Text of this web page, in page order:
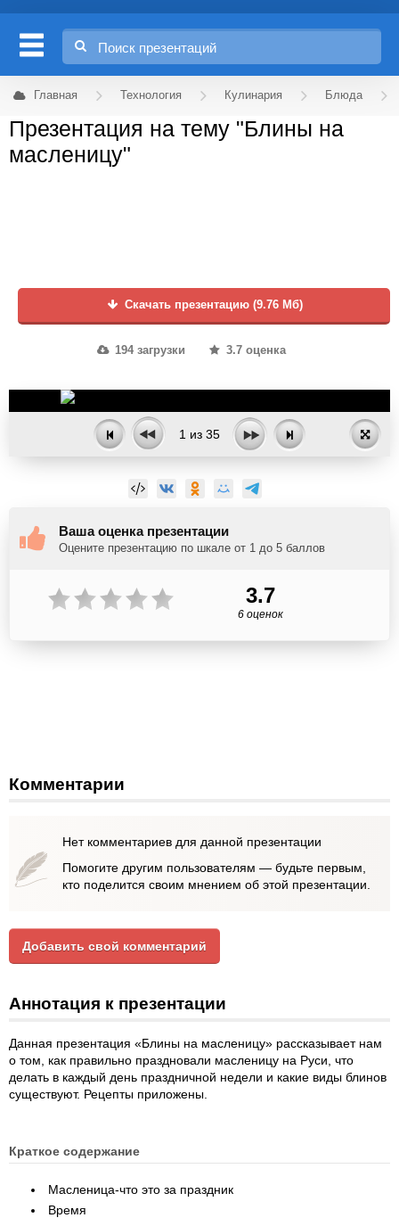
Главная Технология Кулинария Блюда
Презентация на тему "Блины на
масленицу"
Скачать презентацию (9.76 Мб)
194 загрузки 3.7 оценка
1 из 35
Ваша оценка презентации
Оцените презентацию по шкале от 1 до 5 баллов
3.7
6 оценок
Комментарии
Нет комментариев для данной презентации
Помогите другим пользователям — будьте первым,
кто поделится своим мнением об этой презентации.
Добавить свой комментарий
Аннотация к презентации
Данная презентация «Блины на масленицу» рассказывает нам
о том, как правильно праздновали масленицу на Руси, что
делать в каждый день праздничной недели и какие виды блинов
существуют. Рецепты приложены.
Краткое содержание
Масленица-что это за праздник
Время